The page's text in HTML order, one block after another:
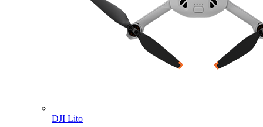
DJI Lito